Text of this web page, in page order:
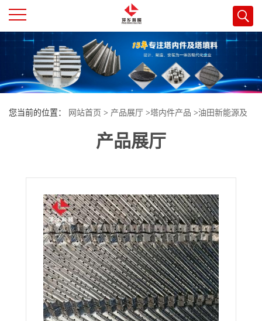
公
司
您当前的位置： 网站首页 > 产品展厅 >塔内件产品 >油田新能源及
配套煤电/碳捕集一体化项目分离设备填料塔内件
产品展厅